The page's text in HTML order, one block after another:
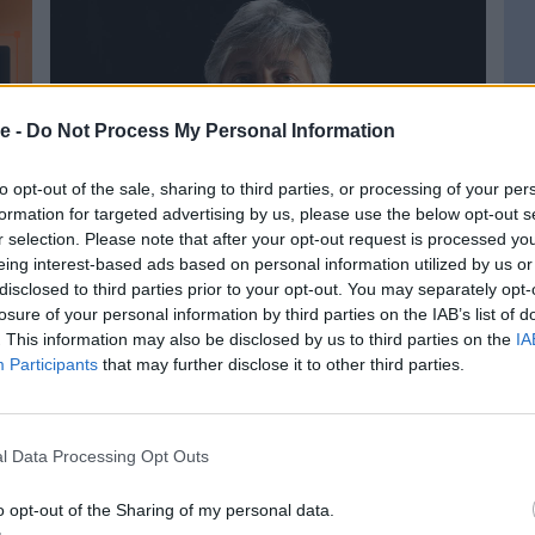
- Do Not Process My Personal Information
opt-out of the sale, sharing to third parties, or processing of your
for targeted advertising by us, please use the below opt-out
selection. Please note that after your opt-out request is processed
interest-based ads based on personal information utilized by us
to third parties prior to your opt-out. You may separately
of your personal information by third parties on the IAB’s list of
This information may also be disclosed by us to third parties on the
Participants that may further disclose it to other third parties.
Data Processing Opt Outs
opt-out of the Sharing of my personal data.
AZIENDE E MERCATI
Redazione 07/04/2026
La comunicazione della salute: dal
marketing del desiderio a quello della
necessità